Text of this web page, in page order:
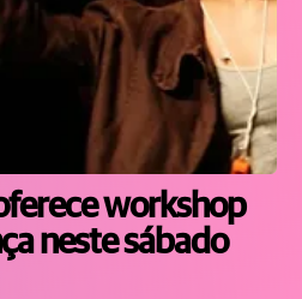
workshop
neste sábado